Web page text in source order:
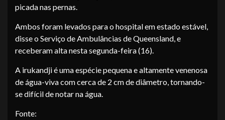
picada nas pernas.
Ambos foram levados para o hospital em estado estável,
disse o Serviço de Ambulâncias de Queensland, e
receberam alta nesta segunda-feira (16).
A irukandji é uma espécie pequena e altamente venenosa
de água-viva com cerca de 2 cm de diâmetro, tornando-
se difícil de notar na água.
Fonte: